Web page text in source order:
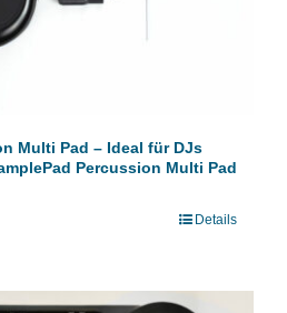
Multi Pad – Ideal für DJs
Percussion Multi Pad
Details